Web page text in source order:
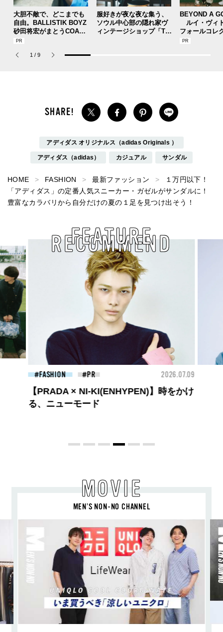
大胆不敵で、どこまでも
自由。BALLISTIK BOYZ
砂田将宏がまとうCOACH
の新作フレグランス「コ
パルファム」
服好きが夜な夜な集う、
ソウル中心部の隠れ家ヴ
ィンテージショップ「TA
BEYOND A
ルイ・ヴィ
フォールコレ
描くプレッピ
1 / 9
アディダス オリジナルス（adidas Originals ）
アディダス（adidas） カジュアル サンダル
HOME FASHION 最新ファッション
１万円以下！
「アディダス」の定番人気スニーカー・ガゼルがサンダルに！
豊富なカラバリから自分だけの夏の１足を見つけ出そう！
RECOMMEND
FEATURE
BEAUTY 2026.07.09
夏のパーマ、さらにあか抜け。N.（エヌ
ドット）のスタイリングアイテムで作る
MOVIE
MEN’S NON-NO CHANNEL